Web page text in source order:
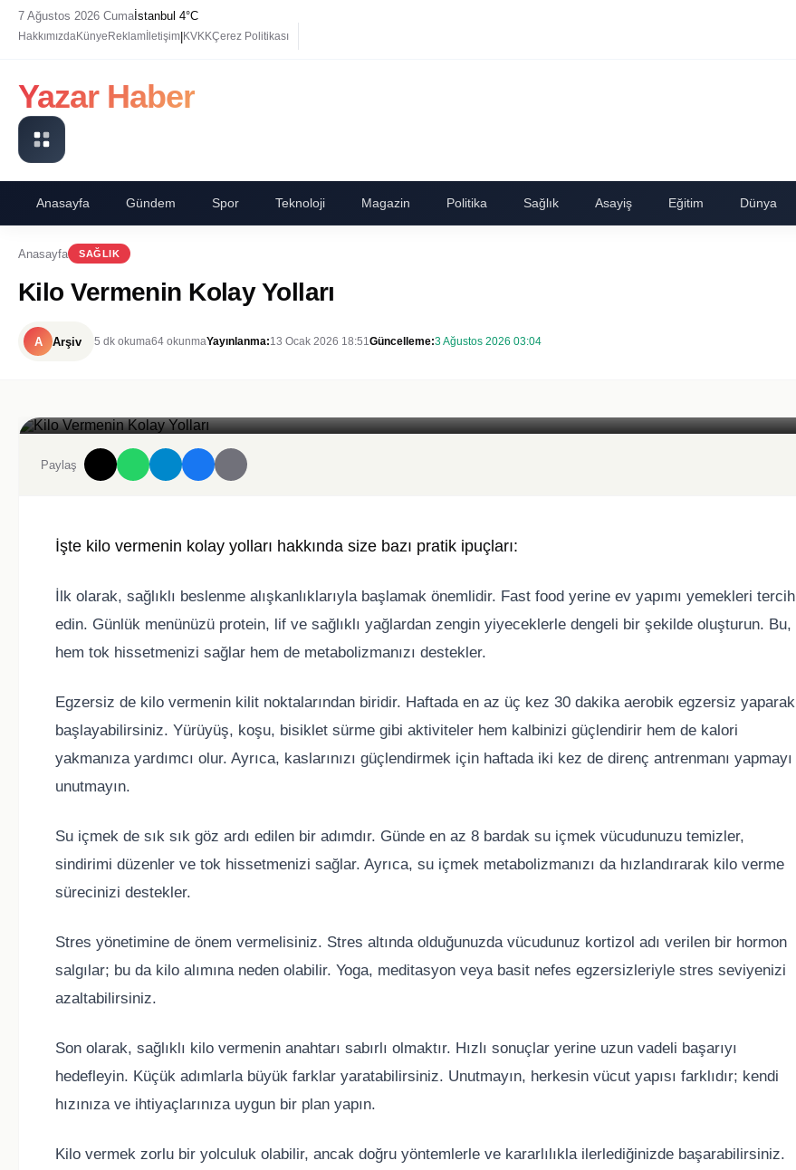
7 Ağustos 2026 Cumaİstanbul 4°C
HakkımızdaKünye Reklam İletişim|KVKKÇerez Politikası
Yazar Haber
Anasayfa Gündem Spor Teknoloji Magazin Politika Sağlık Asayiş Eğitim Dünya
Anasayfa SAĞLIK
Kilo Vermenin Kolay Yolları
A Arşiv 5 dk okuma64 okunmaYayınlanma:13 Ocak 2026 18:51Güncelleme:3 Ağustos 2026 03:04
Paylaş
İşte kilo vermenin kolay yolları hakkında size bazı pratik ipuçları:
İlk olarak, sağlıklı beslenme alışkanlıklarıyla başlamak önemlidir. Fast food yerine ev yapımı yemekleri tercih
edin. Günlük menünüzü protein, lif ve sağlıklı yağlardan zengin yiyeceklerle dengeli bir şekilde oluşturun. Bu,
hem tok hissetmenizi sağlar hem de metabolizmanızı destekler.
Egzersiz de kilo vermenin kilit noktalarından biridir. Haftada en az üç kez 30 dakika aerobik egzersiz yaparak
başlayabilirsiniz. Yürüyüş, koşu, bisiklet sürme gibi aktiviteler hem kalbinizi güçlendirir hem de kalori
yakmanıza yardımcı olur. Ayrıca, kaslarınızı güçlendirmek için haftada iki kez de direnç antrenmanı yapmayı
unutmayın.
Su içmek de sık sık göz ardı edilen bir adımdır. Günde en az 8 bardak su içmek vücudunuzu temizler,
sindirimi düzenler ve tok hissetmenizi sağlar. Ayrıca, su içmek metabolizmanızı da hızlandırarak kilo verme
sürecinizi destekler.
Stres yönetimine de önem vermelisiniz. Stres altında olduğunuzda vücudunuz kortizol adı verilen bir hormon
salgılar; bu da kilo alımına neden olabilir. Yoga, meditasyon veya basit nefes egzersizleriyle stres seviyenizi
azaltabilirsiniz.
Son olarak, sağlıklı kilo vermenin anahtarı sabırlı olmaktır. Hızlı sonuçlar yerine uzun vadeli başarıyı
hedefleyin. Küçük adımlarla büyük farklar yaratabilirsiniz. Unutmayın, herkesin vücut yapısı farklıdır; kendi
hızınıza ve ihtiyaçlarınıza uygun bir plan yapın.
Kilo vermek zorlu bir yolculuk olabilir, ancak doğru yöntemlerle ve kararlılıkla ilerlediğinizde başarabilirsiniz.